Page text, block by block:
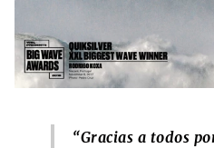
“Gracias a todos